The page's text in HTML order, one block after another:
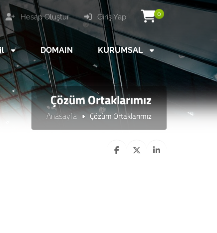
0
Giriş Yap
Hesap Oluştur
DOMAIN KURUMSAL
Çözüm Ortaklarımız
Anasayfa Çözüm Ortaklarımız